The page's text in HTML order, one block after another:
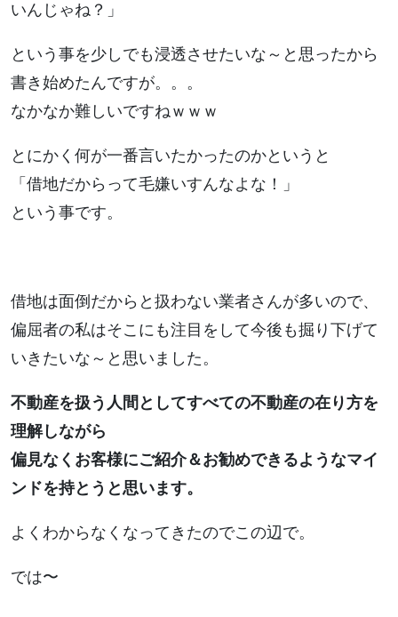
いんじゃね？」
という事を少しでも浸透させたいな～と思ったから
書き始めたんですが。。。
なかなか難しいですねｗｗｗ
とにかく何が一番言いたかったのかというと
「借地だからって毛嫌いすんなよな！」
という事です。
借地は面倒だからと扱わない業者さんが多いので、
偏屈者の私はそこにも注目をして今後も掘り下げて
いきたいな～と思いました。
不動産を扱う人間としてすべての不動産の在り方を
理解しながら
偏見なくお客様にご紹介＆お勧めできるようなマイ
ンドを持とうと思います。
よくわからなくなってきたのでこの辺で。
では〜